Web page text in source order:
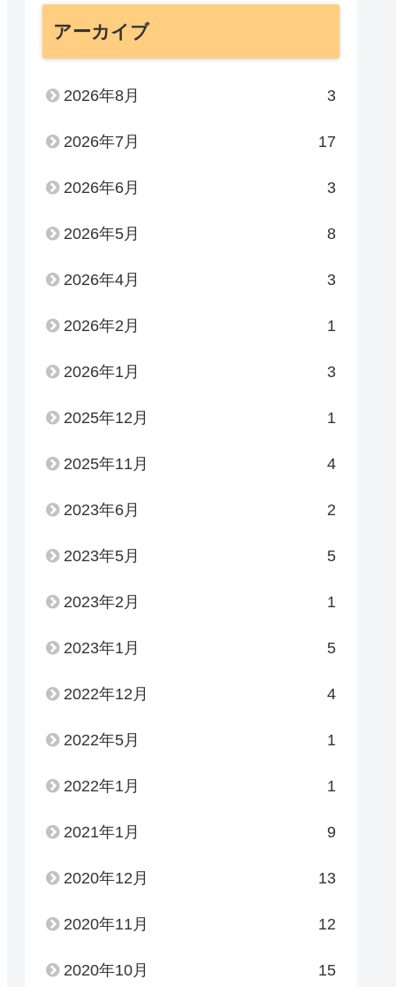
アーカイブ
2026年8月 3
2026年7月 17
2026年6月 3
2026年5月 8
2026年4月 3
2026年2月 1
2026年1月 3
2025年12月 1
2025年11月 4
2023年6月 2
2023年5月 5
2023年2月 1
2023年1月 5
2022年12月 4
2022年5月 1
2022年1月 1
2021年1月 9
2020年12月 13
2020年11月 12
2020年10月 15